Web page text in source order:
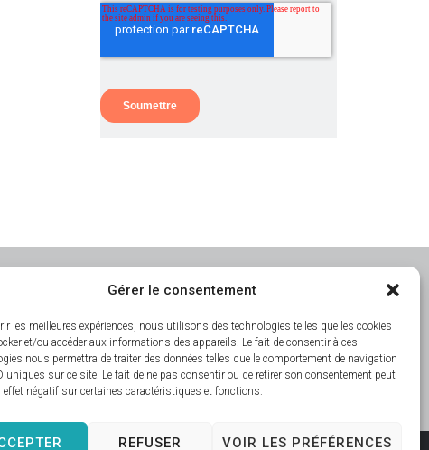
Gérer le consentement
les meilleures expériences, nous utilisons des technologies telles que les cookies
et/ou accéder aux informations des appareils. Le fait de consentir à ces
nous permettra de traiter des données telles que le comportement de navigation
uniques sur ce site. Le fait de ne pas consentir ou de retirer son consentement peut
effet négatif sur certaines caractéristiques et fonctions.
REFUSER VOIR LES PRÉFÉRENCES